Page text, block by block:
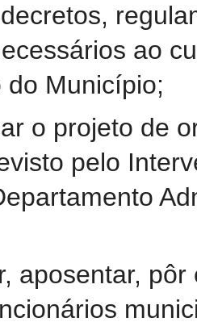
ao
Município;
o projeto de
pelo
aposentar,